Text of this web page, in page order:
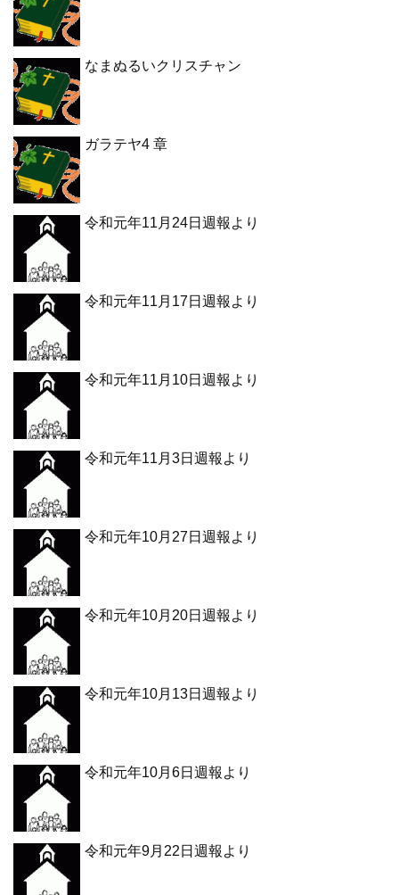
なまぬるいクリスチャン
ガラテヤ4 章
令和元年11月24日週報より
令和元年11月17日週報より
令和元年11月10日週報より
令和元年11月3日週報より
令和元年10月27日週報より
令和元年10月20日週報より
令和元年10月13日週報より
令和元年10月6日週報より
令和元年9月22日週報より